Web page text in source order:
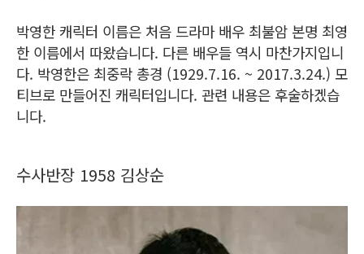
박영한 캐릭터 이름은 처음 드라마 배우 최불암 본명 최영
한 이름에서 따왔습니다. 다른 배우들 역시 마찬가지입니
다. 박영한은 최중락 총경 (1929.7.16. ~ 2017.3.24.) 모
티브로 만들어진 캐릭터입니다. 관련 내용은 후술하겠습
니다.
수사반장 1958 김상순